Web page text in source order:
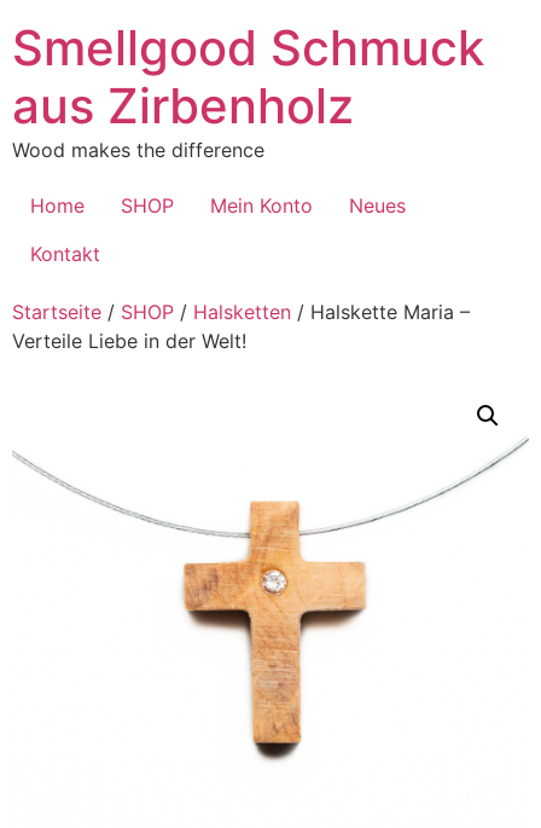
Inhalt
springen
Smellgood Schmuck
aus Zirbenholz
Wood makes the difference
Home SHOP Mein Konto
Neues
Kontakt
Startseite / SHOP / Halsketten / Halskette Maria –
Verteile Liebe in der Welt!